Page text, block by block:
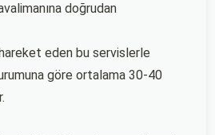
doğrudan
eden bu servislerle
göre ortalama 30-40